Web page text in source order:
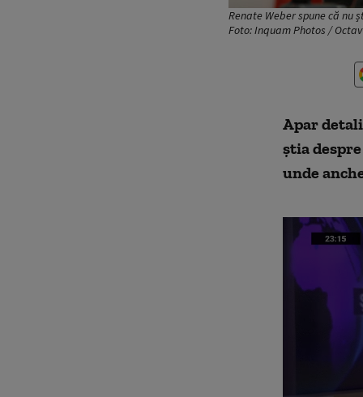
Renate Weber spune că nu
Foto: Inquam Photos /
Apar
știa despre
unde